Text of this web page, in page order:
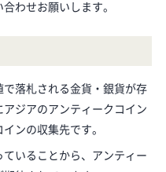
わせお願いします。
落札される金貨・銀貨が存
ジアのアンティークコイン
ンの収集先です。
いることから、アンティー